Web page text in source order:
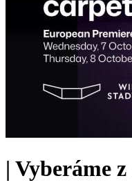
| Vyberáme